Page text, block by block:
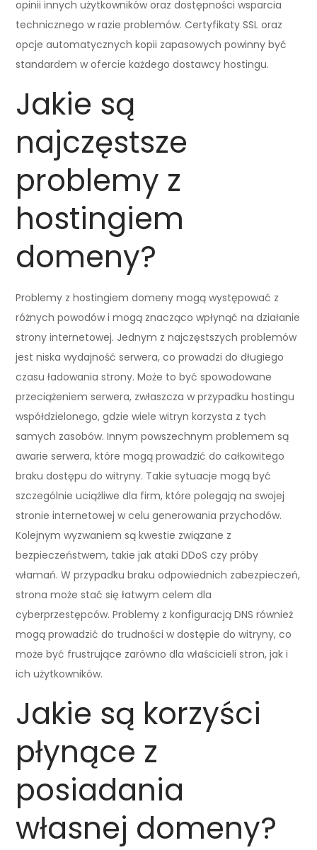
opinii innych użytkowników oraz dostępności wsparcia
technicznego w razie problemów. Certyfikaty SSL oraz
opcje automatycznych kopii zapasowych powinny być
standardem w ofercie każdego dostawcy hostingu.
Jakie są
najczęstsze
problemy z
hostingiem
domeny?
Problemy z hostingiem domeny mogą występować z
różnych powodów i mogą znacząco wpłynąć na działanie
strony internetowej. Jednym z najczęstszych problemów
jest niska wydajność serwera, co prowadzi do długiego
czasu ładowania strony. Może to być spowodowane
przeciążeniem serwera, zwłaszcza w przypadku hostingu
współdzielonego, gdzie wiele witryn korzysta z tych
samych zasobów. Innym powszechnym problemem są
awarie serwera, które mogą prowadzić do całkowitego
braku dostępu do witryny. Takie sytuacje mogą być
szczególnie uciążliwe dla firm, które polegają na swojej
stronie internetowej w celu generowania przychodów.
Kolejnym wyzwaniem są kwestie związane z
bezpieczeństwem, takie jak ataki DDoS czy próby
włamań. W przypadku braku odpowiednich zabezpieczeń,
strona może stać się łatwym celem dla
cyberprzestępców. Problemy z konfiguracją DNS również
mogą prowadzić do trudności w dostępie do witryny, co
może być frustrujące zarówno dla właścicieli stron, jak i
ich użytkowników.
Jakie są korzyści
płynące z
posiadania
własnej domeny?